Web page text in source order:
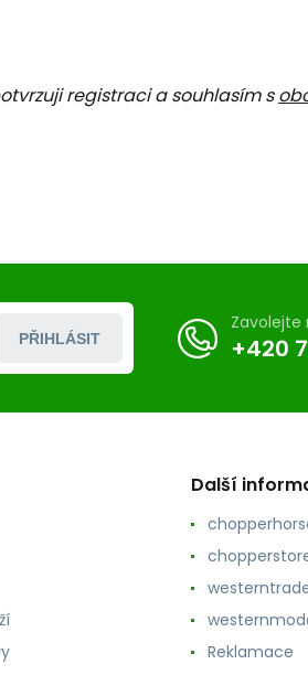
registraci a souhlasím s
PŘIHLÁSIT
Zavolejte
+420
Další
Reklamace